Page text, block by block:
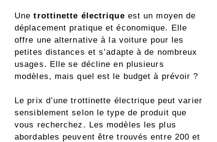
Unetrottinette électrique est un moyen de
déplacement pratique et économique. Elle
offre une alternative à la voiture pour les
petites distances et s’adapte à de nombreux
usages. Elle se décline en plusieurs
modèles, mais quel est le budget à prévoir ?
Le prix d’une trottinette électrique peut varier
sensiblement selon le type de produit que
vous recherchez. Les modèles les plus
abordables peuvent être trouvés entre 200 et